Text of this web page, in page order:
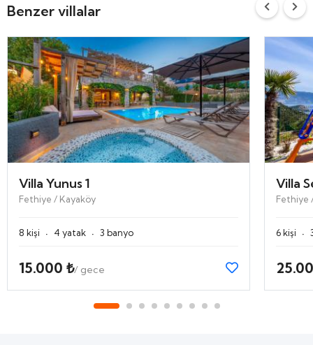
Benzer villalar
Villa Yunus 1
Fethiye / Kayaköy
8 kişi · 4 yatak · 3 banyo
15.000 ₺/ gece
Villa
Fethiye
6 kişi ·